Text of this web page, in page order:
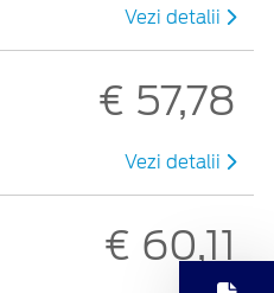
Vezi detalii
€ 57,78
Vezi detalii
€ 60,11